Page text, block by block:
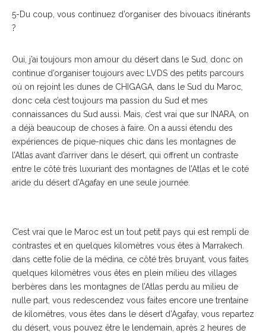
5-Du coup, vous continuez d’organiser des bivouacs itinérants
?
Oui, j’ai toujours mon amour du désert dans le Sud, donc on
continue d’organiser toujours avec LVDS des petits parcours
où on rejoint les dunes de CHIGAGA, dans le Sud du Maroc,
donc cela c’est toujours ma passion du Sud et mes
connaissances du Sud aussi. Mais, c’est vrai que sur INARA, on
a déjà beaucoup de choses à faire. On a aussi étendu des
expériences de pique-niques chic dans les montagnes de
l’Atlas avant d’arriver dans le désert, qui offrent un contraste
entre le côté très luxuriant des montagnes de l’Atlas et le coté
aride du désert d’Agafay en une seule journée.
C’est vrai que le Maroc est un tout petit pays qui est rempli de
contrastes et en quelques kilomètres vous êtes à Marrakech.
dans cette folie de la médina, ce côté très bruyant, vous faites
quelques kilomètres vous êtes en plein milieu des villages
berbères dans les montagnes de l’Atlas perdu au milieu de
nulle part, vous redescendez vous faites encore une trentaine
de kilomètres, vous êtes dans le désert d’Agafay, vous repartez
du désert, vous pouvez être le lendemain, après 2 heures de